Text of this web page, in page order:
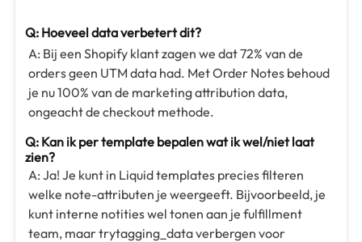
Q: Hoeveel data verbetert dit?
A: Bij een Shopify klant zagen we dat 72% van de
orders geen UTM data had. Met Order Notes behoud
je nu 100% van de marketing attribution data,
ongeacht de checkout methode.
Q: Kan ik per template bepalen wat ik wel/niet laat
zien?
A: Ja! Je kunt in Liquid templates precies filteren
welke note-attributen je weergeeft. Bijvoorbeeld, je
kunt interne notities wel tonen aan je fulfillment
team, maar trytagging_data verbergen voor